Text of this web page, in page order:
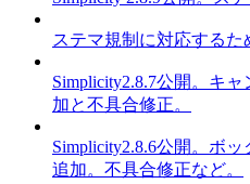
ステマ規制に対応するた
Simplicity2.8.7公開。キ
加と不具合修正。
Simplicity2.8.6公開。ボ
追加。不具合修正など。